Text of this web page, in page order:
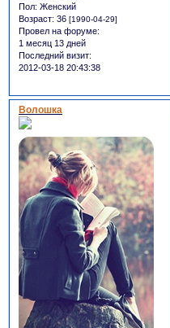
Пол: Женский
Возраст: 36 [1990-04-29]
Провел на форуме:
1 месяц 13 дней
Последний визит:
2012-03-18 20:43:38
Волошка